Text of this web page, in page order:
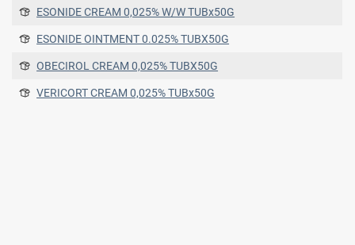
ESONIDE CREAM 0,025% W/W TUBx50G
ESONIDE OINTMENT 0.025% TUBX50G
OBECIROL CREAM 0,025% TUBX50G
VERICORT CREAM 0,025% TUBx50G